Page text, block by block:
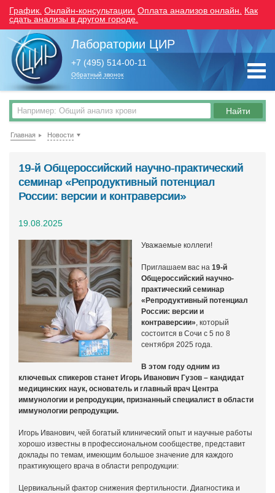
График. Онлайн-консультации. Оплата анализов онлайн.
Как
сдать анализы в другом городе.
Лаборатории ЦИР
+7 (495) 514-00-11
Обратный звонок
Главная Новости
19-й Общероссийский научно-практический
семинар «Репродуктивный потенциал
России: версии и контраверсии»
19.08.2025
Уважаемые коллеги!
Приглашаем вас на 19-й
Общероссийский научно-
практический семинар
«Репродуктивный потенциал
России: версии и
контраверсии», который
состоится в Сочи с 5 по 8
сентября 2025 года.
В этом году одним из
ключевых спикеров станет Игорь Иванович Гузов – кандидат
медицинских наук, основатель и главный врач Центра
иммунологии и репродукции, признанный специалист в области
иммунологии репродукции.
Игорь Иванович, чей богатый клинический опыт и научные работы
хорошо известны в профессиональном сообществе, представит
доклады по темам, имеющим большое значение для каждого
практикующего врача в области репродукции:
Цервикальный фактор снижения фертильности. Диагностика и